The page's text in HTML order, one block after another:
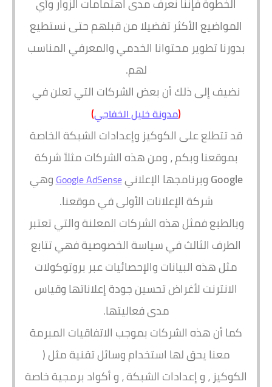
المواضيع الأكثر تفضيلا من قبلهم حتى نستطيع
بدورنا تطوير محتوانا الخدمي والمعرفي المناسب
لهم.
نضيف إلى ذلك أن بعض الشركات التي تعلن في
(مدونة خليل الخفاجي)
قد تتطلع على الكوكيز وإعدادات الشبكة الخاصة
بموقعنا وبكم ، ومن هذه الشركات مثلاً شركة
Googleوبرنامجها الإعلانيGoogle AdSenseوهي
شركة الإعلانات الأولى في موقعنا.
وبالطبع فمثل هذه الشركات المعلنة والتي تعتبر
الطرف الثالث في سياسة الخصوصية فهي تتابع
مثل هذه البيانات والإحصائيات عبر بروتوكولات
الانترنت لأغراض تحسين جودة إعلاناتها وقياس
مدى فعاليتها.
كما أن هذه الشركات بموجب الاتفاقيات المبرمة
معنا يحق لها استخدام وسائل تقنية مثل (
الكوكيز ، و إعدادات الشبكة ، و أكواد برمجية خاصة